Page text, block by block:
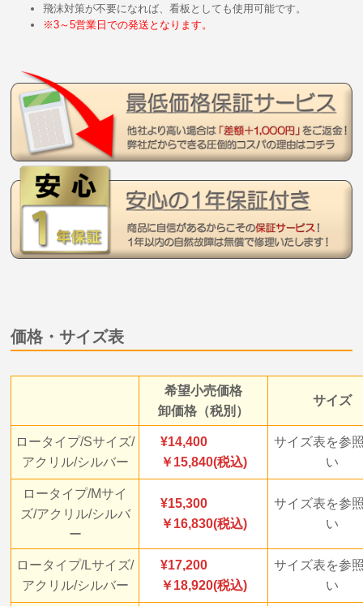
飛沫対策が不要になれば、看板としても使用可能です。
※3～5営業日での発送となります。
価格・サイズ表
希望小売価格
卸価格（税別）
サイズ
ロータイプ/Sサイズ/
アクリル/シルバー
14,400
￥15,840(税込)
サイズ表を参
い
ロータイプ/Mサイ
ズ/アクリル/シルバ
ー
15,300
￥16,830(税込)
サイズ表を参
い
ロータイプ/Lサイズ/
アクリル/シルバー
17,200
￥18,920(税込)
サイズ表を参
い